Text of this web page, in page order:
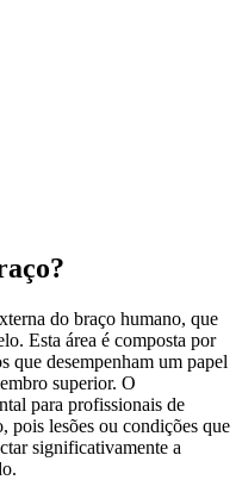
do braço humano, que
Esta área é composta por
que desempenham um papel
superior. O
para profissionais de
pois lesões ou condições que
significativamente a